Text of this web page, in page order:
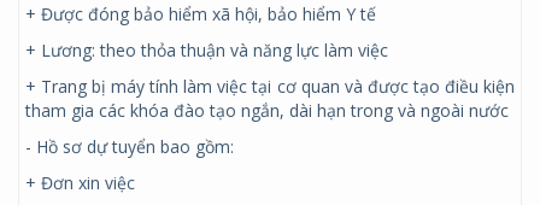
+ Được đóng bảo hiểm xã hội, bảo hiểm Y tế
+ Lương: theo thỏa thuận và năng lực làm việc
+ Trang bị máy tính làm việc tại cơ quan và được tạo điều kiện
tham gia các khóa đào tạo ngắn, dài hạn trong và ngoài nước
- Hồ sơ dự tuyển bao gồm:
+ Đơn xin việc